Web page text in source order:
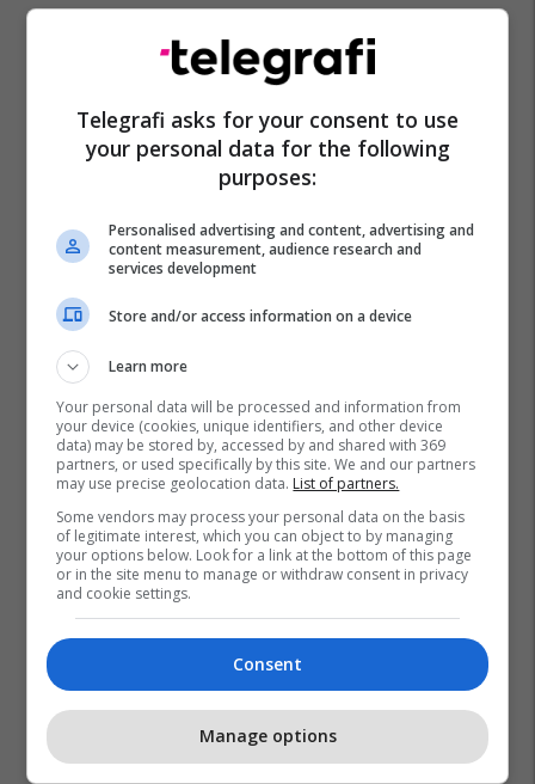
Telegrafi asks for your consent to use
your personal data for the following
purposes:
Personalised advertising and content, advertising and
content measurement, audience research and
services development
Store and/or access information on a device
Learn more
Your personal data will be processed and information from
your device (cookies, unique identifiers, and other device
data) may be stored by, accessed by and shared with 369
partners, or used specifically by this site. We and our partners
may use precise geolocation data. List of partners.
Some vendors may process your personal data on the basis
of legitimate interest, which you can object to by managing
your options below. Look for a link at the bottom of this page
or in the site menu to manage or withdraw consent in privacy
and cookie settings.
Consent
Manage options